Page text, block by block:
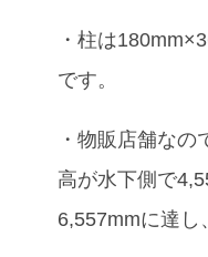
・柱は
です。
・物販店舗な
高が水下側で
6,557mmに達し